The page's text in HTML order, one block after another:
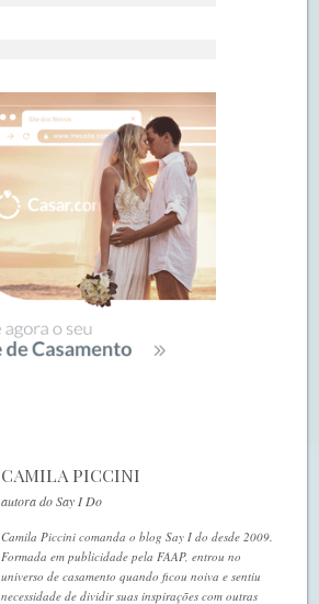
CAMILA PICCINI
autora do Say I Do
Camila Piccini comanda o blog Say I do desde 2009.
Formada em publicidade pela FAAP, entrou no
universo de casamento quando ficou noiva e sentiu
necessidade de dividir suas inspirações com outras